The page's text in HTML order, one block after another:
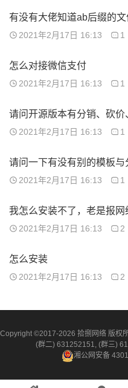
有没有大佬知道ab后缀的
2021年2月17日 16:13 1
怎么对接微信支付
2021年2月17日 16:13 1
请问开源版本有分销、砍
2021年2月17日 16:13 1
请问一下有没有别的模板与
2021年2月17日 16:13 1
我怎么安装不了，老是报网
2021年2月17日 16:13 2
怎么安装
2021年2月17日 16:13 2
Copyright ©2017-2026 拾捌网络 版权
(群二) 631252151, (群三)
湘公网安备